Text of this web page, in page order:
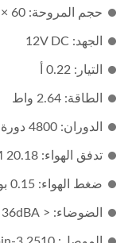
حجم المروحة: 60 × 60 × 10 مم
الجهد: 12V DC
التيار: 0.22 أ
الطاقة: 2.64 واط
الدوران: 4800 دورة في الدقيقة
تدفق الهواء: 20.18 CFM
ضغط الهواء: 0.15 بوصة H
الضوضاء: < 36dBA